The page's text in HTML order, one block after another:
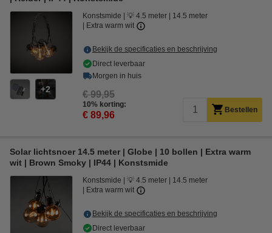
2
Konstsmide 💡 4.5 meter
14.5 meter
Extra warm wit
Bekijk de specificaties en beschrijving
Direct leverbaar
Morgen in huis
€ 99,95
10% korting:
€ 89,96 Bestellen
Solar lichtsnoer 14.5 meter | Globe | 10 bollen | Extra warm
wit | Brown Smoky | IP44 | Konstsmide
Konstsmide 💡 4.5 meter
14.5 meter
Extra warm wit
Bekijk de specificaties en beschrijving
Direct leverbaar